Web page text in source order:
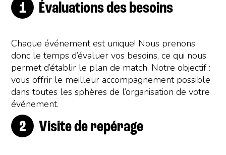
Évaluations des besoins
Chaque événement est unique! Nous prenons
donc le temps d’évaluer vos besoins, ce qui nous
permet d’établir le plan de match. Notre objectif :
vous offrir le meilleur accompagnement possible
dans toutes les sphères de l’organisation de votre
événement.
Visite de repérage